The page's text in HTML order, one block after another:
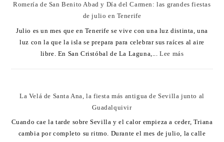
Romería de San Benito Abad y Día del Carmen: las grandes fiestas
de julio en Tenerife
Julio es un mes que en Tenerife se vive con una luz distinta, una
luz con la que la isla se prepara para celebrar sus raíces al aire
libre. En San Cristóbal de La Laguna,...Lee más
La Velá de Santa Ana, la fiesta más antigua de Sevilla junto al
Guadalquivir
Cuando cae la tarde sobre Sevilla y el calor empieza a ceder, Triana
cambia por completo su ritmo. Durante el mes de julio, la calle